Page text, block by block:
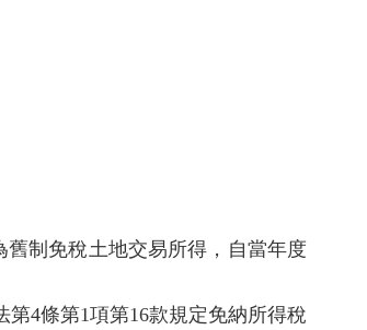
制免稅土地交易所得，自當年度
4條第1項第16款規定免納所得稅